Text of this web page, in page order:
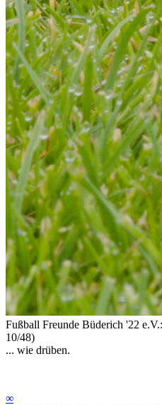
Fußball Freunde Büderich '22
10/48)
... wie drüben.
∞